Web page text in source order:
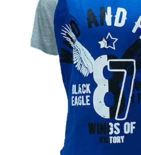
Κορίτσι
Εσώρουχα
Είδη Παρέλασης
Σχετικά με εμάς